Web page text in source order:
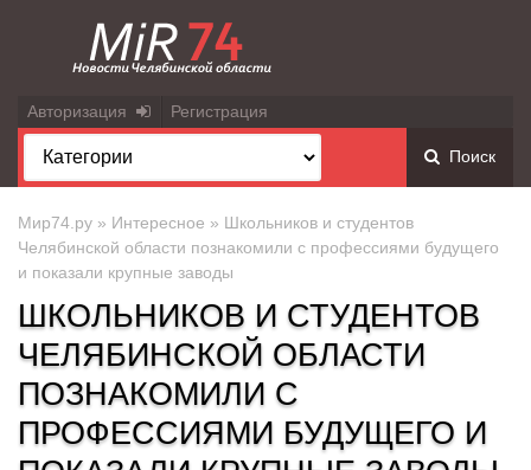
Авторизация Регистрация
Поиск
Мир74.ру » Интересное » Школьников и студентов
Челябинской области познакомили с профессиями будущего
и показали крупные заводы
ШКОЛЬНИКОВ И СТУДЕНТОВ
ЧЕЛЯБИНСКОЙ ОБЛАСТИ
ПОЗНАКОМИЛИ С
ПРОФЕССИЯМИ БУДУЩЕГО И